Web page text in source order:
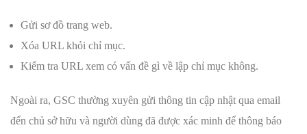
Gửi sơ đồ trang web.
Xóa URL khỏi chỉ mục.
Kiểm tra URL xem có vấn đề gì về lập chỉ mục không.
Ngoài ra, GSC thường xuyên gửi thông tin cập nhật qua email
đến chủ sở hữu và người dùng đã được xác minh để thông báo